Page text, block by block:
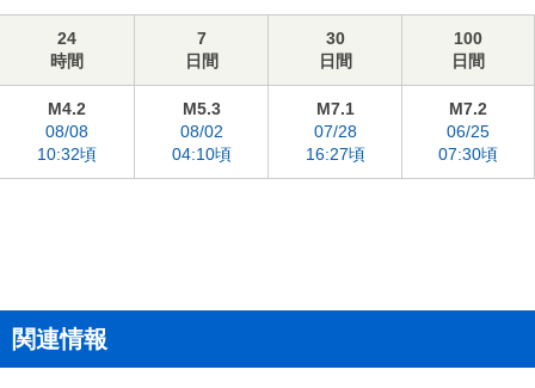
24
時間
7
日間
30
日間
100
日間
M4.2
08/08
10:32頃
M5.3
08/02
04:10頃
M7.1
07/28
16:27頃
M7.2
06/25
07:30頃
関連情報